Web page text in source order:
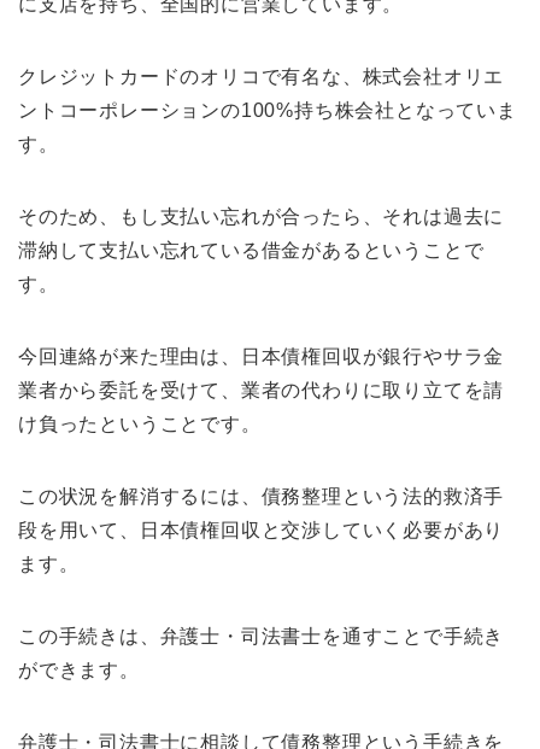
クレジットカードのオリコで有名な、株式会社オリエ
ントコーポレーションの100%持ち株会社となっていま
す。
そのため、もし支払い忘れが合ったら、それは過去に
滞納して支払い忘れている借金があるということで
す。
今回連絡が来た理由は、日本債権回収が銀行やサラ金
業者から委託を受けて、業者の代わりに取り立てを請
け負ったということです。
この状況を解消するには、債務整理という法的救済手
段を用いて、日本債権回収と交渉していく必要があり
ます。
この手続きは、弁護士・司法書士を通すことで手続き
ができます。
弁護士・司法書士に相談して債務整理という手続きを